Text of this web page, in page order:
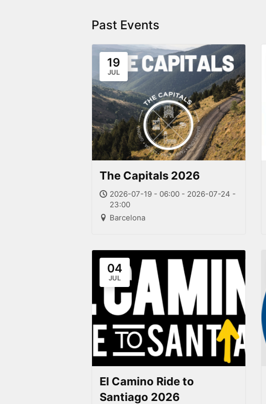
Past Events
19
JUL
The Capitals 2026
2026-07-19 - 06:00 - 2026-07-24 -
23:00
Barcelona
04
JUL
El Camino Ride to
Santiago 2026